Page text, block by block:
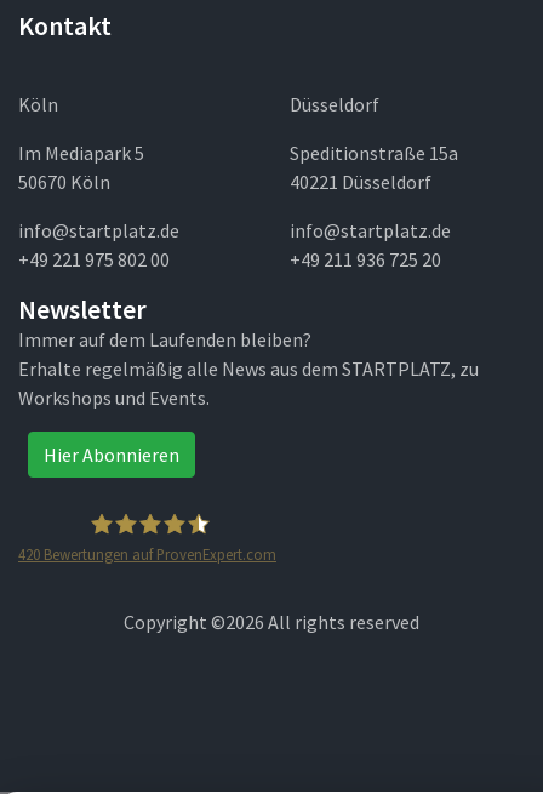
Kontakt
Köln
Im Mediapark 5
50670 Köln
info@startplatz.de
+49 221 975 802 00
Düsseldorf
Speditionstraße 15a
40221 Düsseldorf
info@startplatz.de
+49 211 936 725 20
Newsletter
Immer auf dem Laufenden bleiben?
Erhalte regelmäßig alle News aus dem STARTPLATZ, zu
Workshops und Events.
Hier Abonnieren
420 Bewertungen auf ProvenExpert.com
Copyright ©2026 All rights reserved